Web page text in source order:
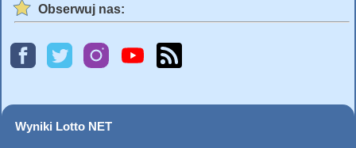
Obserwuj nas:
Wyniki Lotto NET